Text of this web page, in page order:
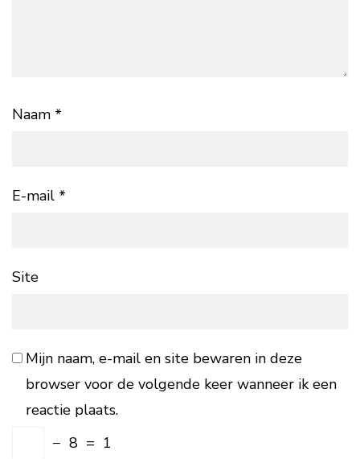
Naam *
E-mail *
Site
Mijn naam, e-mail en site bewaren in deze
browser voor de volgende keer wanneer ik een
reactie plaats.
− 8 = 1